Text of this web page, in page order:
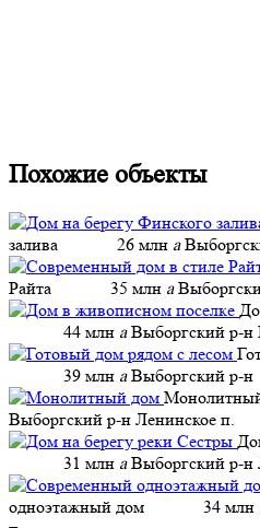
Похожие объекты
залива
26 млн a
Райта
35 млн a
44 млн a Выборгский р-н
39 млн a Выборгский р-н
Выборгский р-н Ленинское п.
31 млн a Выборгский р-н
одноэтажный дом
34 млн